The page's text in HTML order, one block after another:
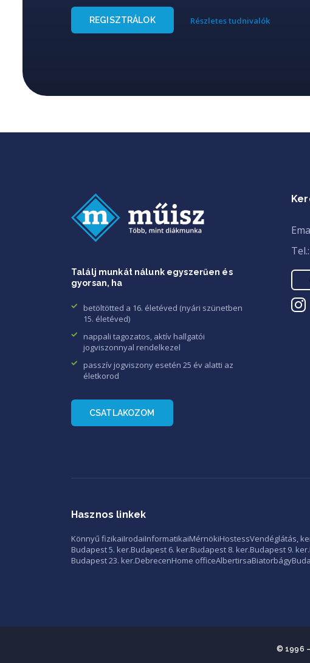
REGISZTRÁLOK Részletes tudnivalók
Találj munkát nálunk egyszerűen és
gyorsan, ha
betöltötted a 16. életéved (nyári szünetben
15. életéved)
nappali tagozatos, aktív hallgatói
jogviszonnyal rendelkezel
passzív jogviszony esetén 25 év alatti az
életkorod
CSATLAKOZOM
Tel.:
Hasznos linkek
Könnyű fizikaiIrodaiInformatikaiMérnökiHostessVendéglátás,
Budapest 5. ker.Budapest 6. ker.Budapest 8. ker.Budapest 9. ker.
Budapest 23. ker.DebrecenHome officeAlbertirsaBiatorbágy
© 1996